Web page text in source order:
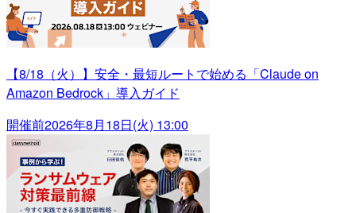
【8/18（火）】安全・最短ルートで始める「Claude on
Amazon Bedrock」導入ガイド
開催前2026年8月18日(火) 13:00